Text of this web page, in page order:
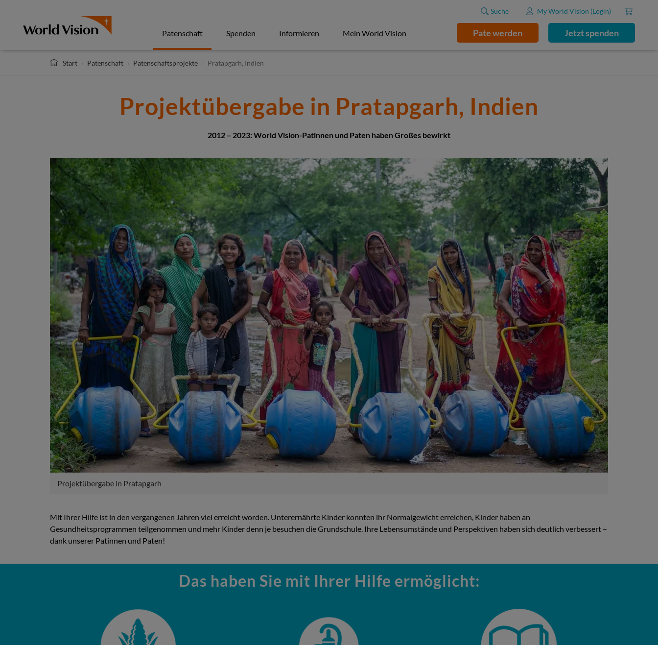
Patenschaft Spenden Informieren Mein World Vision Pate werden Jetzt spenden
Suche My World Vision (Login)
Start Patenschaft Patenschaftsprojekte Pratapgarh, Indien
Projektübergabe in Pratapgarh, Indien
2012 – 2023: World Vision-Patinnen und Paten haben Großes bewirkt
Projektübergabe in Pratapgarh
Mit Ihrer Hilfe ist in den vergangenen Jahren viel erreicht worden. Unterernährte Kinder konnten ihr Normalgewicht erreichen, Kinder haben an
Gesundheitsprogrammen teilgenommen und mehr Kinder denn je besuchen die Grundschule. Ihre Lebensumstände und Perspektiven haben sich deutlich verbessert –
dank unserer Patinnen und Paten!
Das haben Sie mit Ihrer Hilfe ermöglicht: